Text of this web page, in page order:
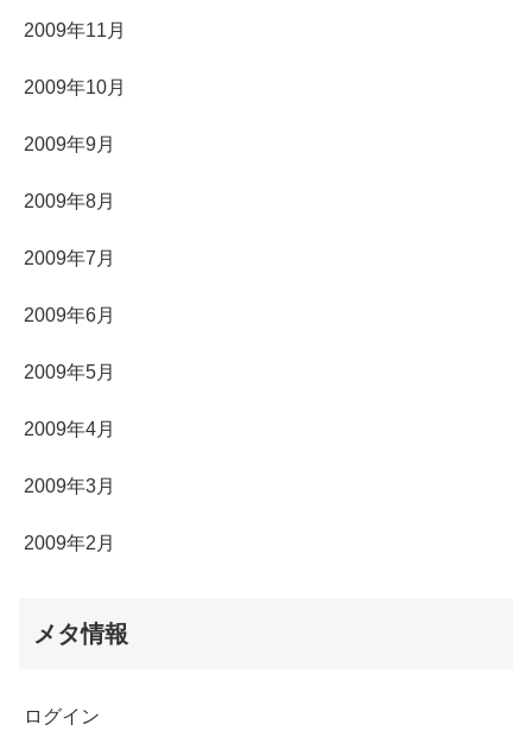
2009年11月
2009年10月
2009年9月
2009年8月
2009年7月
2009年6月
2009年5月
2009年4月
2009年3月
2009年2月
メタ情報
ログイン